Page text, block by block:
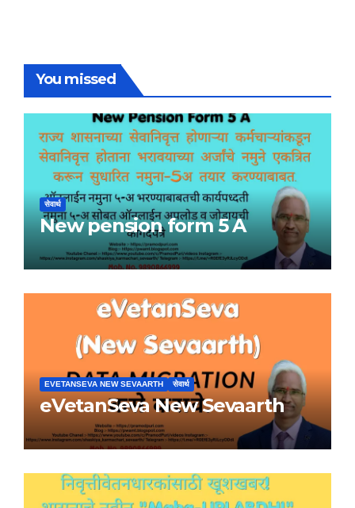
You missed
सेवार्थ
New pension form 5 A
EVETANSEVA NEW SEVAARTH सेवार्थ
eVetanSeva New Sevaarth